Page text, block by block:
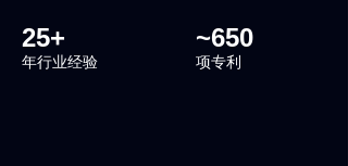
25+
年行业经验
~650
项专利